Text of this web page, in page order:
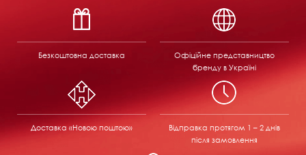
Безкоштовна доставка
Офіційне представництво
бренду в Україні
Доставка «Новою поштою» Відправка протягом 1 – 2 днів
після замовлення